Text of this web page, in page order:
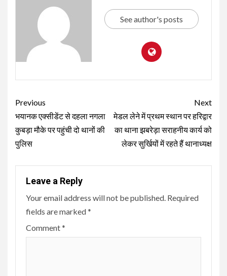
See author's posts
Continue
Reading
Previous
भयानक एक्सीडेंट से दहला नगला
कुबड़ा मौके पर पहुंची दो थानों की
पुलिस
Next
मेडल लेने में प्रथम स्थान पर हरिद्वार
का थाना झबरेड़ा सराहनीय कार्य को
लेकर सुर्खियों में रहते हैं थानाध्यक्ष
Leave a Reply
Your email address will not be published. Required
fields are marked*
Comment*